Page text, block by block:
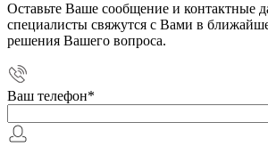
Оставьте Ваше сообщение и контактные
специалисты свяжутся с Вами в
решения Вашего вопроса.
Ваш телефон*